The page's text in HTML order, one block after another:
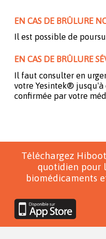
EN CAS DE BRÛLURE
Il est possible de
EN CAS DE BRÛLURE
Il faut consulter en
votre Yesintek®
confirmée par votre
Téléchargez
quotidien pour
biomédicaments